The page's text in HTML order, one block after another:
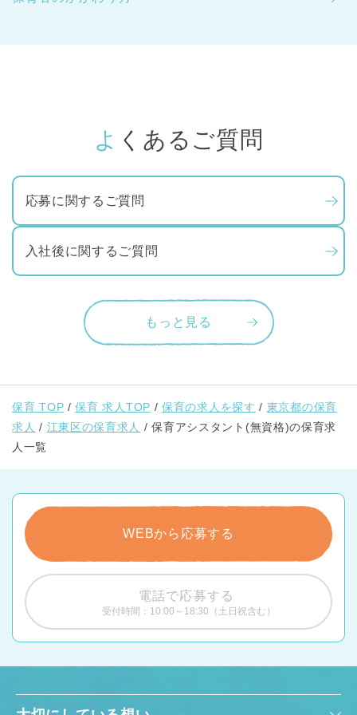
よくあるご質問
応募に関するご質問
入社後に関するご質問
もっと見る
保育 TOP 保育 求人TOP 保育の求人を探す
東京都の保育
求人
江東区の保育求人
保育アシスタント(無資格)の保育求
人一覧
WEBから応募する
電話で応募する
受付時間：10:00～18:30（土日祝含む）